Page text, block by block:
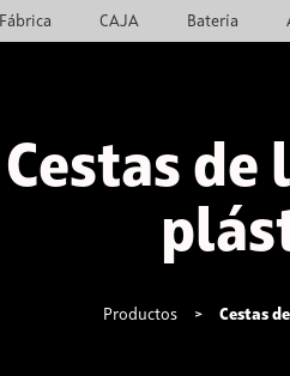
Fábrica CAJA Batería
Cestas de
Productos > Cestas